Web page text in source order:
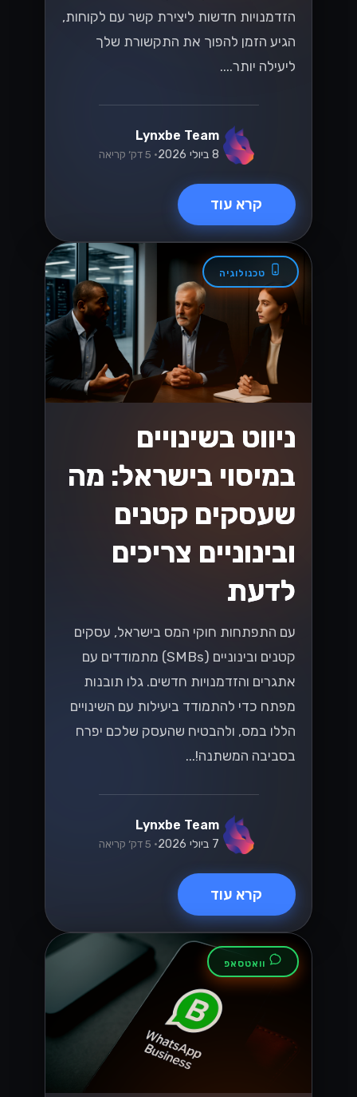
הזדמנויות חדשות ליצירת קשר עם לקוחות,
הגיע הזמן להפוך את התקשורת שלך
ליעילה יותר....
Lynxbe Team
8 ביולי 2026 • 5 דק׳ קריאה
קרא עוד
טכנולוגיה
ניווט בשינויים
במיסוי בישראל: מה
שעסקים קטנים
ובינוניים צריכים
לדעת
עם התפתחות חוקי המס בישראל, עסקים
קטנים ובינוניים (SMBs) מתמודדים עם
אתגרים והזדמנויות חדשים. גלו תובנות
מפתח כדי להתמודד ביעילות עם השינויים
הללו במס, ולהבטיח שהעסק שלכם יפרח
בסביבה המשתנה!...
Lynxbe Team
7 ביולי 2026 • 5 דק׳ קריאה
קרא עוד
וואטסאפ